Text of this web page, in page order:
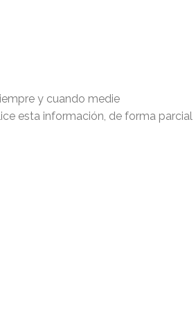
y cuando medie
esta información, de forma parcial